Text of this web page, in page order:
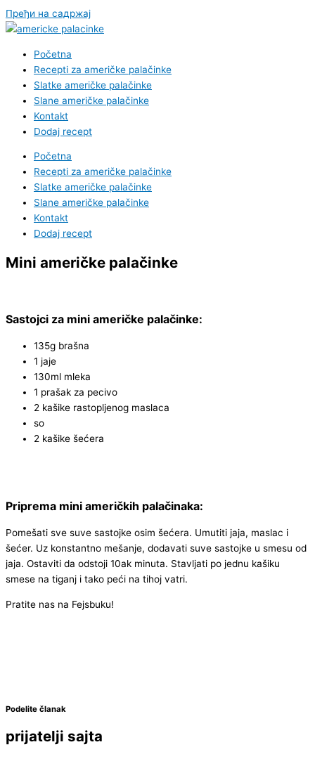
Пређи на садржај
Početna
Recepti za američke palačinke
Slatke američke palačinke
Slane američke palačinke
Kontakt
Dodaj recept
Početna
Recepti za američke palačinke
Slatke američke palačinke
Slane američke palačinke
Kontakt
Dodaj recept
Mini američke palačinke
Sastojci za mini američke palačinke:
135g brašna
1 jaje
130ml mleka
1 prašak za pecivo
2 kašike rastopljenog maslaca
so
2 kašike šećera
Priprema mini američkih palačinaka:
Pomešati sve suve sastojke osim šećera. Umutiti jaja, maslac i
šećer. Uz konstantno mešanje, dodavati suve sastojke u smesu od
jaja. Ostaviti da odstoji 10ak minuta. Stavljati po jednu kašiku
smese na tiganj i tako peći na tihoj vatri.
Pratite nas na Fejsbuku!
Podelite članak
prijatelji sajta